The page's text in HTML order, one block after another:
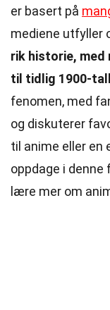
er basert på
mediene utfyller
rik historie,
til tidlig 1900-
fenomen, med
og diskuterer
til anime eller en
oppdage i denne
lære mer om